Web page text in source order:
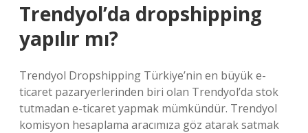
Trendyol’da dropshipping
yapılır mı?
Trendyol Dropshipping Türkiye’nin en büyük e-
ticaret pazaryerlerinden biri olan Trendyol’da stok
tutmadan e-ticaret yapmak mümkündür. Trendyol
komisyon hesaplama aracımıza göz atarak satmak